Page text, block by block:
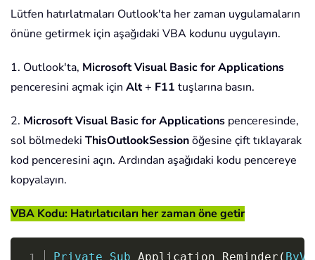
Lütfen hatırlatmaları Outlook'ta her zaman uygulamaların
önüne getirmek için aşağıdaki VBA kodunu uygulayın.
1. Outlook'ta, Microsoft Visual Basic for Applications
penceresini açmak için Alt+ F11 tuşlarına basın.
2. Microsoft Visual Basic for Applications penceresinde,
sol bölmedeki ThisOutlookSessionöğesine çift tıklayarak
kod penceresini açın. Ardından aşağıdaki kodu pencereye
kopyalayın.
VBA Kodu: Hatırlatıcıları her zaman öne getir
Private Sub Application_Reminder (
Copy